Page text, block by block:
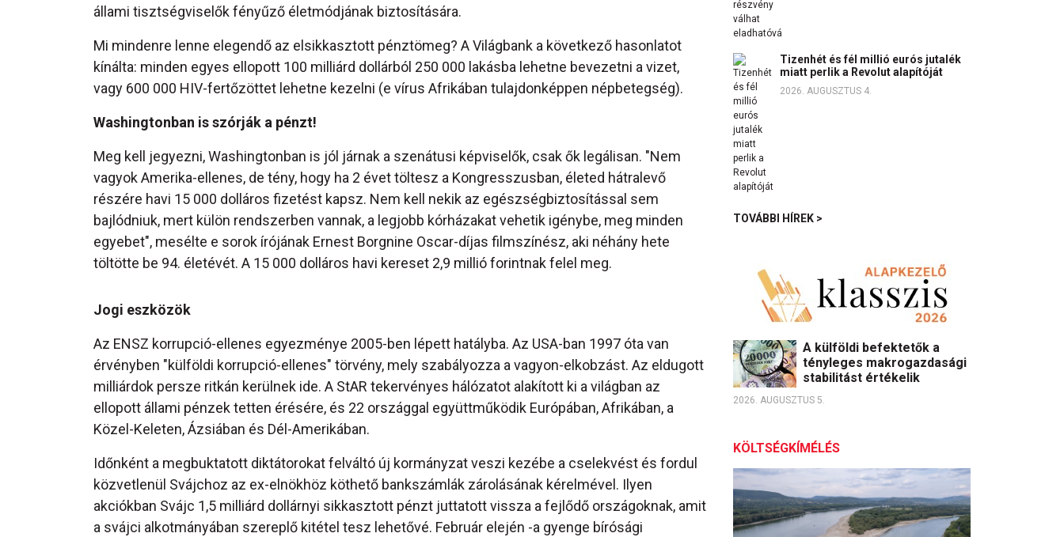
állami tisztségviselők fényűző életmódjának biztosítására.
Mi mindenre lenne elegendő az elsikkasztott pénztömeg? A Világbank a következő hasonlatot
kínálta: minden egyes ellopott 100 milliárd dollárból 250 000 lakásba lehetne bevezetni a vizet,
vagy 600 000 HIV-fertőzöttet lehetne kezelni (e vírus Afrikában tulajdonképpen népbetegség).
Washingtonban is szórják a pénzt!
Meg kell jegyezni, Washingtonban is jól járnak a szenátusi képviselők, csak ők legálisan. "Nem
vagyok Amerika-ellenes, de tény, hogy ha 2 évet töltesz a Kongresszusban, életed hátralevő
részére havi 15 000 dolláros fizetést kapsz. Nem kell nekik az egészségbiztosítással sem
bajlódniuk, mert külön rendszerben vannak, a legjobb kórházakat vehetik igénybe, meg minden
egyebet", mesélte e sorok írójának Ernest Borgnine Oscar-díjas filmszínész, aki néhány hete
töltötte be 94. életévét. A 15 000 dolláros havi kereset 2,9 millió forintnak felel meg.
Jogi eszközök
Az ENSZ korrupció-ellenes egyezménye 2005-ben lépett hatályba. Az USA-ban 1997 óta van
érvényben "külföldi korrupció-ellenes" törvény, mely szabályozza a vagyon-elkobzást. Az eldugott
milliárdok persze ritkán kerülnek ide. A StAR tekervényes hálózatot alakított ki a világban az
ellopott állami pénzek tetten érésére, és 22 országgal együttműködik Európában, Afrikában, a
Közel-Keleten, Ázsiában és Dél-Amerikában.
Időnként a megbuktatott diktátorokat felváltó új kormányzat veszi kezébe a cselekvést és fordul
közvetlenül Svájchoz az ex-elnökhöz köthető bankszámlák zárolásának kérelmével. Ilyen
akciókban Svájc 1,5 milliárd dollárnyi sikkasztott pénzt juttatott vissza a fejlődő országoknak, amit
a svájci alkotmányában szereplő kitétel tesz lehetővé. Február elején -a gyenge bírósági
Tizenhét és fél millió eurós jutalék
miatt perlik a Revolut alapítóját
2026. AUGUSZTUS 4.
TOVÁBBI HÍREK >
A külföldi befektetők a
tényleges makrogazdasági
stabilitást értékelik
2026. AUGUSZTUS 5.
KÖLTSÉGKÍMÉLÉS